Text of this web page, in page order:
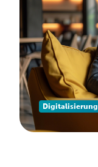
Digitalisierung